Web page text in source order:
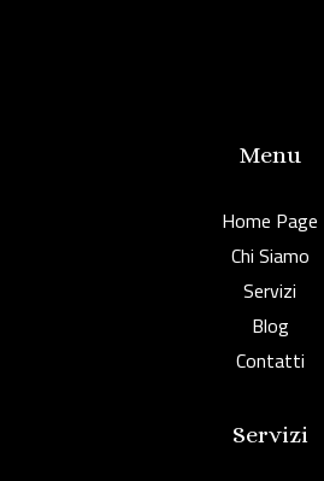
Menu
Home Page
Chi Siamo
Servizi
Blog
Contatti
Servizi